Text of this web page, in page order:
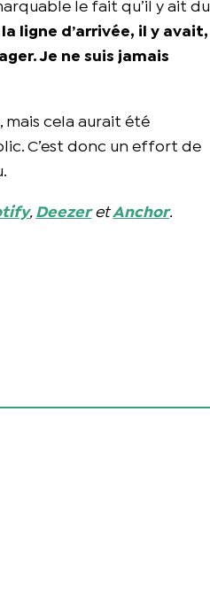
le fait qu’il y ait du
ligne d’arrivée, il y avait,
Je ne suis jamais
mais cela aurait été
C’est donc un effort de
, DeezeretAnchor.